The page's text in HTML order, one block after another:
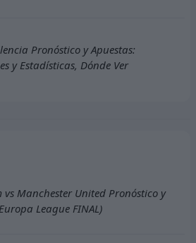
Pronóstico y Apuestas:
y Estadísticas, Dónde Ver
vs Manchester United Pronóstico y
League FINAL)